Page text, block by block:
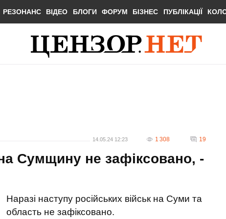
РЕЗОНАНС ВІДЕО БЛОГИ ФОРУМ БІЗНЕС ПУБЛІКАЦІЇ
14.05.24 12:23 1 308 19
Сумщину не зафіксовано, -
Наразі наступу російських військ на Суми та
область не зафіксовано.